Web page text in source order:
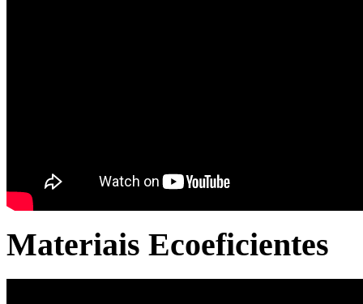
Materiais Ecoeficientes